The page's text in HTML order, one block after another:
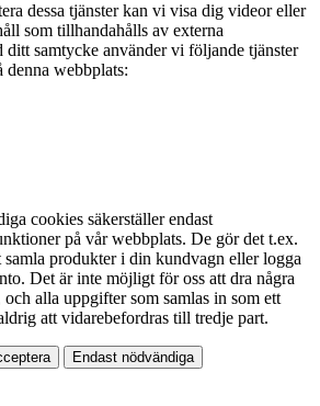
dessa tjänster kan vi visa dig videor eller
som tillhandahålls av externa
ditt samtycke använder vi följande tjänster
denna webbplats:
cookies säkerställer endast
på vår webbplats. De gör det t.ex.
produkter i din kundvagn eller logga
Det är inte möjligt för oss att dra några
och alla uppgifter som samlas in som ett
att vidarebefordras till tredje part.
Endast nödvändiga